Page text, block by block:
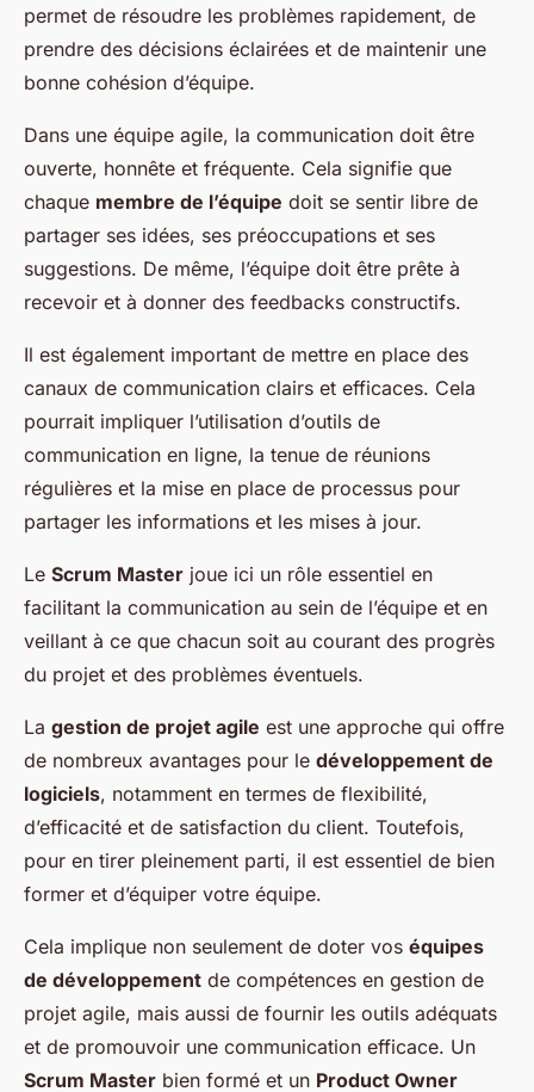
permet de résoudre les problèmes rapidement, de
prendre des décisions éclairées et de maintenir une
bonne cohésion d’équipe.
Dans une équipe agile, la communication doit être
ouverte, honnête et fréquente. Cela signifie que
chaque membre de l’équipe doit se sentir libre de
partager ses idées, ses préoccupations et ses
suggestions. De même, l’équipe doit être prête à
recevoir et à donner des feedbacks constructifs.
Il est également important de mettre en place des
canaux de communication clairs et efficaces. Cela
pourrait impliquer l’utilisation d’outils de
communication en ligne, la tenue de réunions
régulières et la mise en place de processus pour
partager les informations et les mises à jour.
Le Scrum Master joue ici un rôle essentiel en
facilitant la communication au sein de l’équipe et en
veillant à ce que chacun soit au courant des progrès
du projet et des problèmes éventuels.
La gestion de projet agile est une approche qui offre
de nombreux avantages pour le développement de
logiciels, notamment en termes de flexibilité,
d’efficacité et de satisfaction du client. Toutefois,
pour en tirer pleinement parti, il est essentiel de bien
former et d’équiper votre équipe.
Cela implique non seulement de doter vos équipes
de développement de compétences en gestion de
projet agile, mais aussi de fournir les outils adéquats
et de promouvoir une communication efficace. Un
Scrum Master bien formé et un Product Owner